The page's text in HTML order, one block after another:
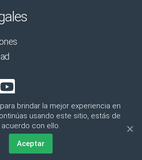
brindar la mejor experiencia en
usando este sitio, estás de
acuerdo con ello.
Aceptar